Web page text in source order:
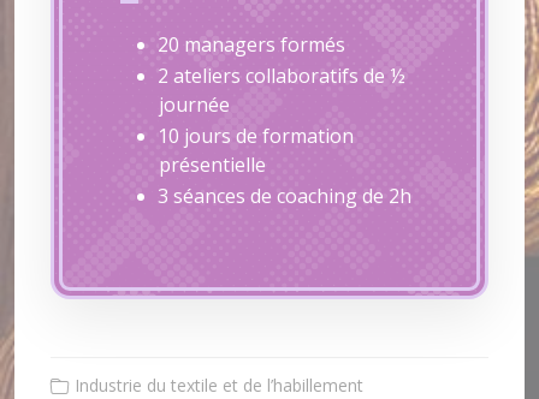
20 managers formés
2 ateliers collaboratifs de ½
journée
10 jours de formation
présentielle
3 séances de coaching de 2h
Industrie du textile et de l’habillement